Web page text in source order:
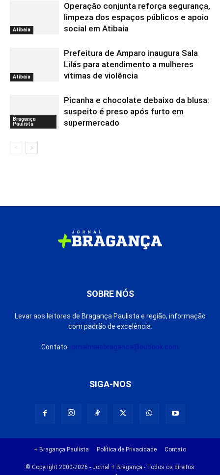
Atibaia
Operação conjunta reforça segurança,
limpeza dos espaços públicos e apoio
social em Atibaia
Atibaia
Prefeitura de Amparo inaugura Sala
Lilás para atendimento a mulheres
vítimas de violência
Bragança
Paulista
Picanha e chocolate debaixo da blusa:
suspeito é preso após furto em
supermercado
SOBRE NÓS
Levar aos leitores de Bragança Paulista e região, informação
com padrão de excelência.
Contato: jornalmaisbraganca@outlook.com
SIGA-NOS
+ Bragança Paulista Política de Privacidade Contato
© Copyright 2000-2026 - Jornal + Bragança - Todos os direitos